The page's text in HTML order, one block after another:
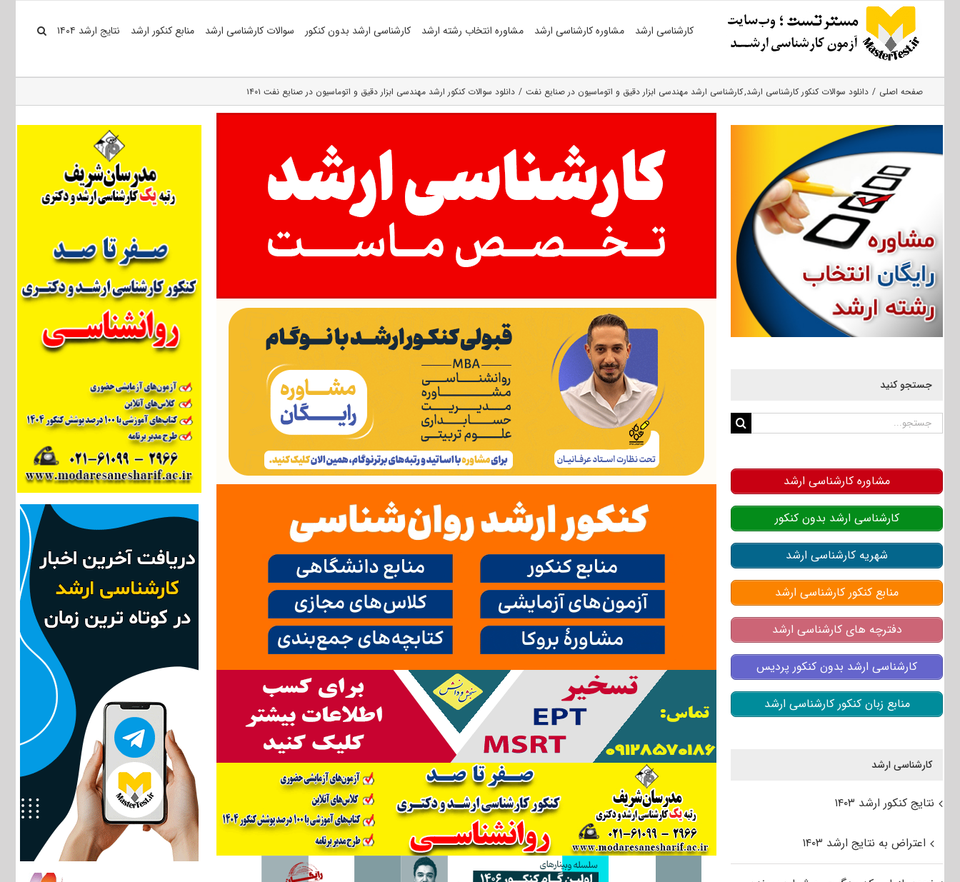
کارشناسی ارشد مشاوره کارشناسی ارشد مشاوره انتخاب رشته ارشد کارشناسی ارشد بدون کنکور سوالات کارشناسی ارشد منابع کنکور ارشد نتایج ارشد ۱۴۰۴
صفحه اصلی دانلود سوالات کنکور کارشناسی ارشد کارشناسی ارشد مهندسی ابزار دقیق و اتوماسیون در صنایع نفت دانلود سوالات کنکور ارشد مهندسی ابزار دقیق و اتوماسیون در صنایع نفت ۱۴۰۱
جستجو کنید
جستجو
مشاوره کارشناسی ارشد
کارشناسی ارشد بدون کنکور
شهریه کارشناسی ارشد
منابع کنکور کارشناسی ارشد
دفترچه های کارشناسی ارشد
کارشناسی ارشد بدون کنکور پردیس
منابع زبان کنکور کارشناسی ارشد
کارشناسی ارشد
نتایج کنکور ارشد ۱۴۰۳
اعتراض به نتایج ارشد ۱۴۰۳